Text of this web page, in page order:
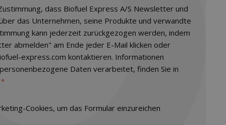
dass Biofuel Express A/S Newsletter und
das Unternehmen, seine Produkte und verwandte
kann jederzeit zurückgezogen werden, indem
abmelden" am Ende jeder E-Mail klicken oder
express.com kontaktieren. Informationen
Daten verarbeitet, finden Sie in
*
Cookies, um das Formular einzureichen